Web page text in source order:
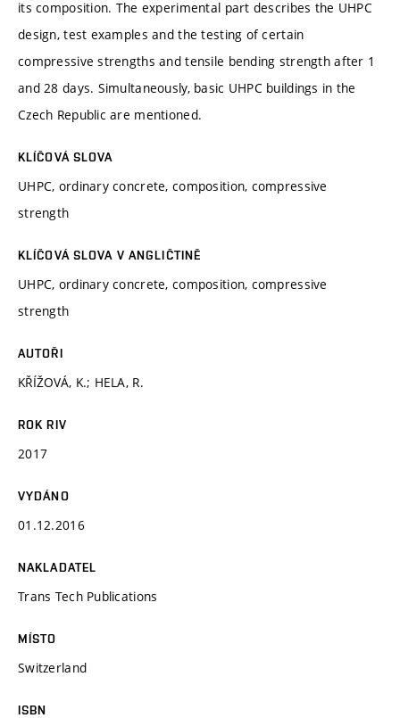
its composition. The experimental part describes the UHPC
design, test examples and the testing of certain
compressive strengths and tensile bending strength after 1
and 28 days. Simultaneously, basic UHPC buildings in the
Czech Republic are mentioned.
KLÍČOVÁ SLOVA
UHPC, ordinary concrete, composition, compressive
strength
KLÍČOVÁ SLOVA V ANGLIČTINĚ
UHPC, ordinary concrete, composition, compressive
strength
AUTOŘI
KŘÍŽOVÁ, K.; HELA, R.
ROK RIV
2017
VYDÁNO
01.12.2016
NAKLADATEL
Trans Tech Publications
MÍSTO
Switzerland
ISBN